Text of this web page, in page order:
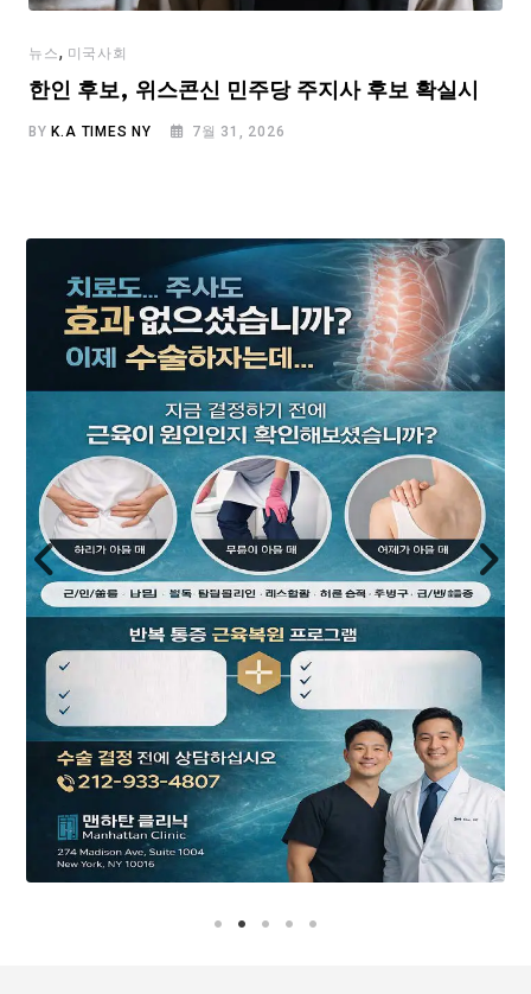
뉴스, 미국사회
한인 후보, 위스콘신 민주당 주지사 후보 확실시
BY K.A TIMES NY 7월 31, 2026